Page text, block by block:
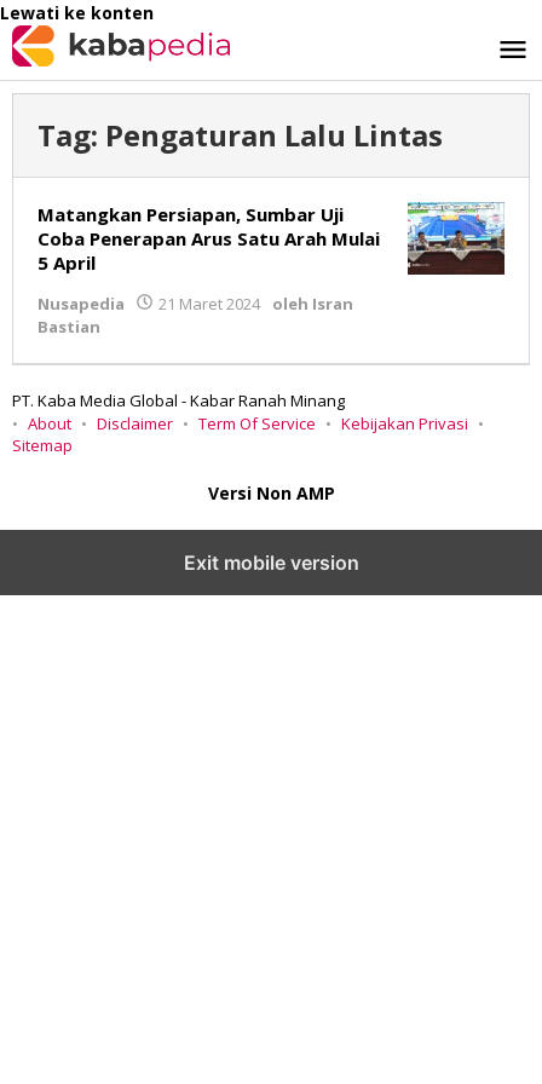
Lewati ke konten
Tag: Pengaturan Lalu Lintas
Matangkan Persiapan, Sumbar Uji
Coba Penerapan Arus Satu Arah Mulai
5 April
Nusapedia 21 Maret 2024 oleh Isran
Bastian
PT. Kaba Media Global - Kabar Ranah Minang
About
Disclaimer Term Of Service
Kebijakan Privasi
Sitemap
Versi Non AMP
Exit mobile version